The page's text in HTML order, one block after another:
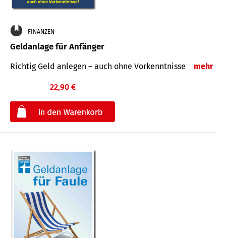
FINANZEN
Geldanlage für Anfänger
Richtig Geld anlegen – auch ohne Vorkenntnisse mehr
22,90 €